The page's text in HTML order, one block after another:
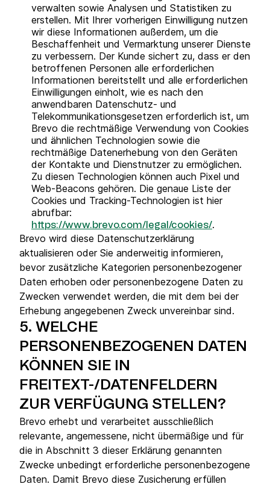
verwalten sowie Analysen und Statistiken zu
erstellen. Mit Ihrer vorherigen Einwilligung nutzen
wir diese Informationen außerdem, um die
Beschaffenheit und Vermarktung unserer Dienste
zu verbessern. Der Kunde sichert zu, dass er den
betroffenen Personen alle erforderlichen
Informationen bereitstellt und alle erforderlichen
Einwilligungen einholt, wie es nach den
anwendbaren Datenschutz- und
Telekommunikationsgesetzen erforderlich ist, um
Brevo die rechtmäßige Verwendung von Cookies
und ähnlichen Technologien sowie die
rechtmäßige Datenerhebung von den Geräten
der Kontakte und Dienstnutzer zu ermöglichen.
Zu diesen Technologien können auch Pixel und
Web-Beacons gehören. Die genaue Liste der
Cookies und Tracking-Technologien ist hier
abrufbar:
https://www.brevo.com/legal/cookies/.
Brevo wird diese Datenschutzerklärung
aktualisieren oder Sie anderweitig informieren,
bevor zusätzliche Kategorien personenbezogener
Daten erhoben oder personenbezogene Daten zu
Zwecken verwendet werden, die mit dem bei der
Erhebung angegebenen Zweck unvereinbar sind.
5. WELCHE
PERSONENBEZOGENEN DATEN
KÖNNEN SIE IN
FREITEXT-/DATENFELDERN
ZUR VERFÜGUNG STELLEN?
Brevo erhebt und verarbeitet ausschließlich
relevante, angemessene, nicht übermäßige und für
die in Abschnitt 3 dieser Erklärung genannten
Zwecke unbedingt erforderliche personenbezogene
Daten. Damit Brevo diese Zusicherung erfüllen